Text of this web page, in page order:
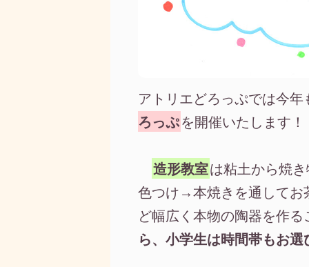
アトリエどろっぷでは今
ろっぷを開催いたします！
造形教室は粘土から焼
色つけ→本焼きを通してお
ど幅広く本物の陶器を作
ら、小学生は時間帯もお選